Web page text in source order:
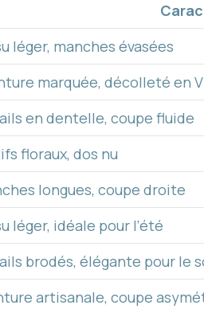
léger, manches évasées
marquée, décolleté en V
en dentelle, coupe fluide
floraux, dos nu
longues, coupe droite
léger, idéale pour l’été
brodés, élégante pour le
artisanale, coupe